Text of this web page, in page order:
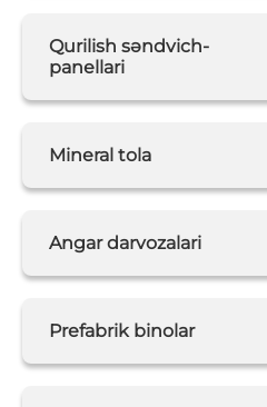
Qurilish səndvich-
panellari
Mineral tola
Angar darvozalari
Prefabrik binolar